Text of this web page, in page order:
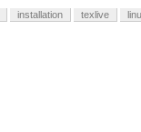
installation texlive